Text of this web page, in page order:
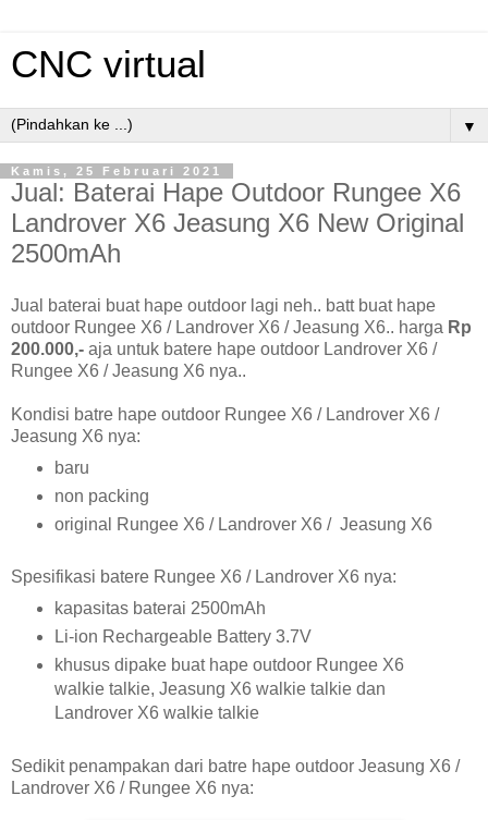
CNC virtual
▼
Kamis, 25 Februari 2021
Jual: Baterai Hape Outdoor Rungee X6
Landrover X6 Jeasung X6 New Original
2500mAh
Jual baterai buat hape outdoor lagi neh.. batt buat hape
outdoor Rungee X6 / Landrover X6 / Jeasung X6.. harga Rp
200.000,- aja untuk batere hape outdoor Landrover X6 /
Rungee X6 / Jeasung X6 nya..
Kondisi batre hape outdoor Rungee X6 / Landrover X6 /
Jeasung X6 nya:
baru
non packing
original Rungee X6 / Landrover X6 / Jeasung X6
Spesifikasi batere Rungee X6 / Landrover X6 nya:
kapasitas baterai 2500mAh
Li-ion Rechargeable Battery 3.7V
khusus dipake buat hape outdoor Rungee X6
walkie talkie, Jeasung X6 walkie talkie dan
Landrover X6 walkie talkie
Sedikit penampakan dari batre hape outdoor Jeasung X6 /
Landrover X6 / Rungee X6 nya: